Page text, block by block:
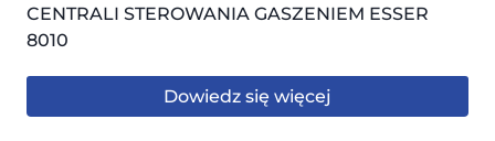
CENTRALI STEROWANIA GASZENIEM ESSER
8010
Dowiedz się więcej